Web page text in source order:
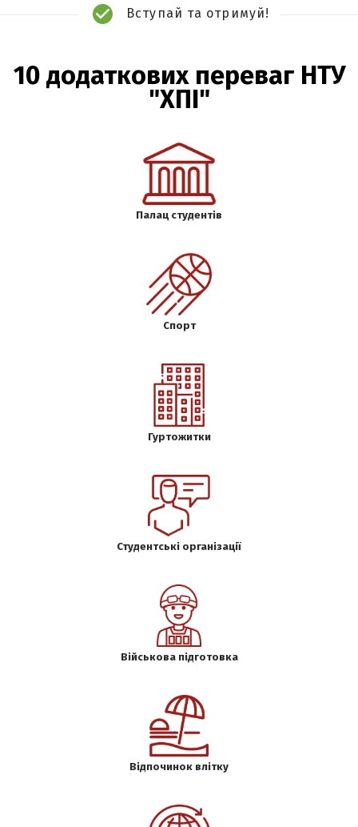
Вступай та отримуй!
10 додаткових переваг НТУ
"ХПІ"
Палац студентів
Спорт
Гуртожитки
Студентські організації
Військова підготовка
Відпочинок влітку